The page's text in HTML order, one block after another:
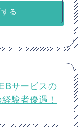
る
サービスの
験者優遇！